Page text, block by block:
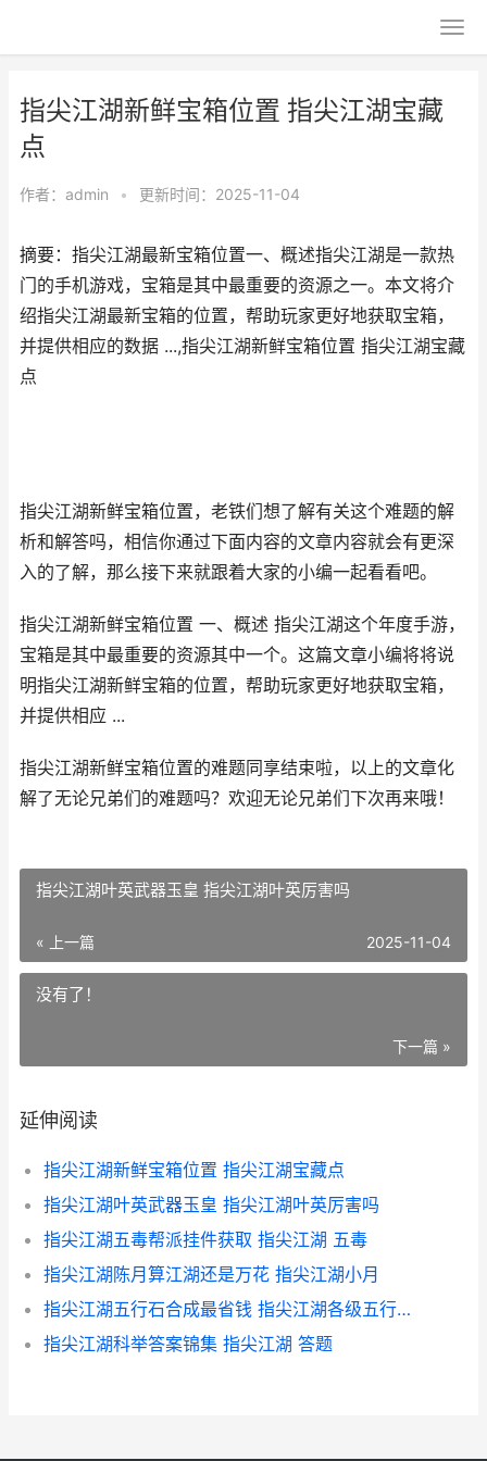
指尖江湖新鲜宝箱位置 指尖江湖宝藏
点
作者： admin • 更新时间：2025-11-04
摘要：指尖江湖最新宝箱位置一、概述指尖江湖是一款热
门的手机游戏，宝箱是其中最重要的资源之一。本文将介
绍指尖江湖最新宝箱的位置，帮助玩家更好地获取宝箱，
并提供相应的数据 ...,指尖江湖新鲜宝箱位置 指尖江湖宝藏
点
指尖江湖新鲜宝箱位置，老铁们想了解有关这个难题的解
析和解答吗，相信你通过下面内容的文章内容就会有更深
入的了解，那么接下来就跟着大家的小编一起看看吧。
指尖江湖新鲜宝箱位置 一、概述 指尖江湖这个年度手游，
宝箱是其中最重要的资源其中一个。这篇文章小编将将说
明指尖江湖新鲜宝箱的位置，帮助玩家更好地获取宝箱，
并提供相应 ...
指尖江湖新鲜宝箱位置的难题同享结束啦，以上的文章化
解了无论兄弟们的难题吗？欢迎无论兄弟们下次再来哦！
指尖江湖叶英武器玉皇 指尖江湖叶英厉害吗
« 上一篇 2025-11-04
没有了！
下一篇 »
延伸阅读
指尖江湖新鲜宝箱位置 指尖江湖宝藏点
指尖江湖叶英武器玉皇 指尖江湖叶英厉害吗
指尖江湖五毒帮派挂件获取 指尖江湖 五毒
指尖江湖陈月算江湖还是万花 指尖江湖小月
指尖江湖五行石合成最省钱 指尖江湖各级五行石精炼值
指尖江湖科举答案锦集 指尖江湖 答题